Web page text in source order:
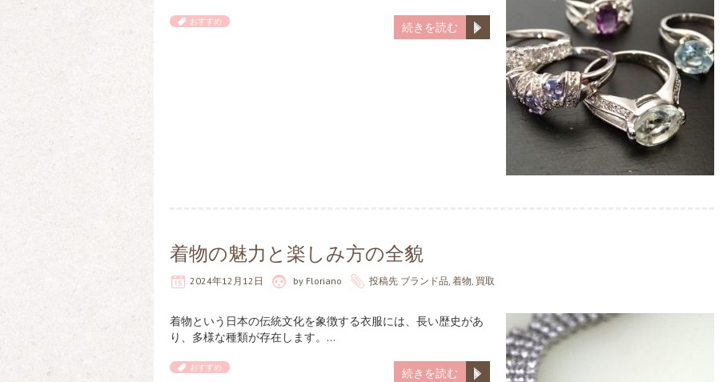
続きを読む
おすすめ
着物の魅力と楽しみ方の全貌
2024年12月12日 by Floriano 投稿先 ブランド品, 着物, 買取
着物という日本の伝統文化を象徴する衣服には、長い歴史があ
り、多様な種類が存在します。…
続きを読む
おすすめ